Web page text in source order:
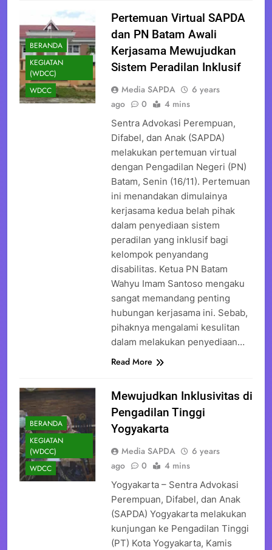
BERANDA
KEGIATAN
(WDCC)
WDCC
Pertemuan Virtual SAPDA
dan PN Batam Awali
Kerjasama Mewujudkan
Sistem Peradilan Inklusif
Media SAPDA
6 years
ago
0 4 mins
Sentra Advokasi Perempuan,
Difabel, dan Anak (SAPDA)
melakukan pertemuan virtual
dengan Pengadilan Negeri (PN)
Batam, Senin (16/11). Pertemuan
ini menandakan dimulainya
kerjasama kedua belah pihak
dalam penyediaan sistem
peradilan yang inklusif bagi
kelompok penyandang
disabilitas. Ketua PN Batam
Wahyu Imam Santoso mengaku
sangat memandang penting
hubungan kerjasama ini. Sebab,
pihaknya mengalami kesulitan
dalam melakukan penyediaan…
Read More
BERANDA
KEGIATAN
(WDCC)
WDCC
Mewujudkan Inklusivitas di
Pengadilan Tinggi
Yogyakarta
Media SAPDA
6 years
ago
0 4 mins
Yogyakarta – Sentra Advokasi
Perempuan, Difabel, dan Anak
(SAPDA) Yogyakarta melakukan
kunjungan ke Pengadilan Tinggi
(PT) Kota Yogyakarta, Kamis